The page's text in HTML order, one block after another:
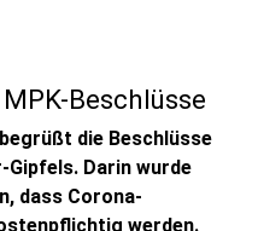
Beschlüsse
die Beschlüsse
Gipfels. Darin wurde
dass Corona-
werden.